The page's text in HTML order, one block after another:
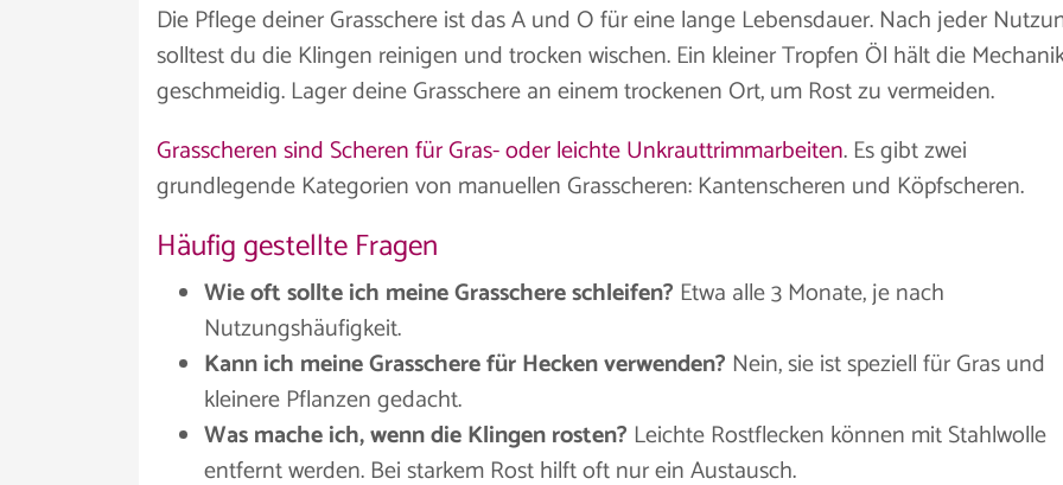
Die Pflege deiner Grasschere ist das A und O für eine lange Lebensdauer. Nach jeder
solltest du die Klingen reinigen und trocken wischen. Ein kleiner Tropfen Öl hält die
geschmeidig. Lager deine Grasschere an einem trockenen Ort, um Rost zu vermeiden.
Grasscheren sind Scheren für Gras- oder leichte Unkrauttrimmarbeiten. Es gibt zwei
grundlegende Kategorien von manuellen Grasscheren: Kantenscheren und Köpfscheren.
Häufig gestellte Fragen
Wie oft sollte ich meine Grasschere schleifen? Etwa alle 3 Monate, je nach
Nutzungshäufigkeit.
Kann ich meine Grasschere für Hecken verwenden? Nein, sie ist speziell für Gras und
kleinere Pflanzen gedacht.
Was mache ich, wenn die Klingen rosten? Leichte Rostflecken können mit Stahlwolle
entfernt werden. Bei starkem Rost hilft oft nur ein Austausch.